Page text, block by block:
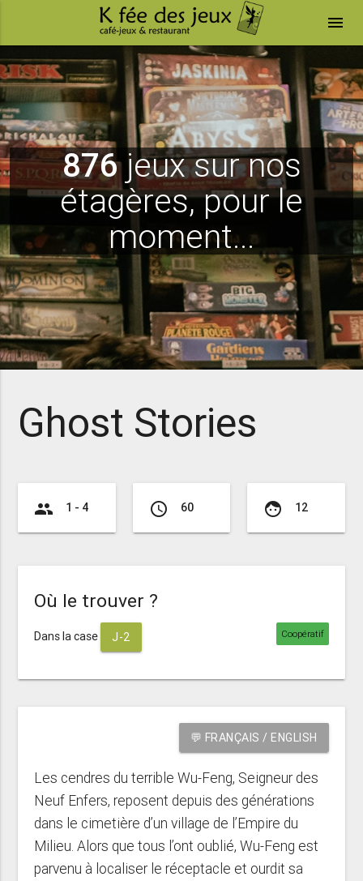
menu
876jeux sur nos
étagères, pour le
moment...
Ghost Stories
group 1 - 4 access_time 60 face 12
Où le trouver ?
Dans la case J-2 Coopératif
💬 FRANÇAIS / ENGLISH
Les cendres du terrible Wu-Feng, Seigneur des
Neuf Enfers, reposent depuis des générations
dans le cimetière d’un village de l’Empire du
Milieu. Alors que tous l’ont oublié, Wu-Feng est
parvenu à localiser le réceptacle et ourdit sa